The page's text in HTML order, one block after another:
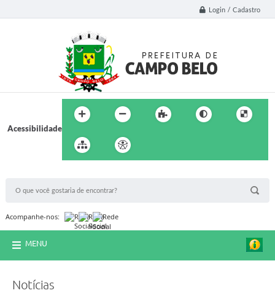
Login / Cadastro
Acessibilidade
Acompanhe-nos:
MENU
Notícias